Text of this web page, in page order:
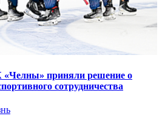
приняли решение о
сотрудничества